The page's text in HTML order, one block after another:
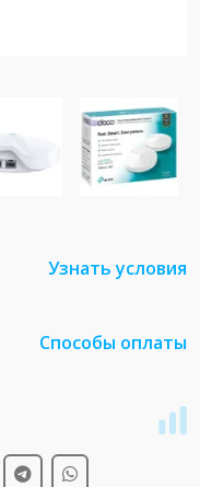
Узнать условия
Способы оплаты